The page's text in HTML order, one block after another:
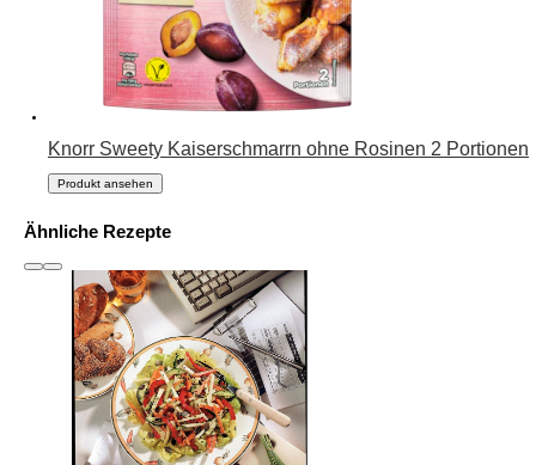
Knorr Sweety Kaiserschmarrn ohne Rosinen 2 Portionen
Produkt ansehen
Ähnliche Rezepte
of 6